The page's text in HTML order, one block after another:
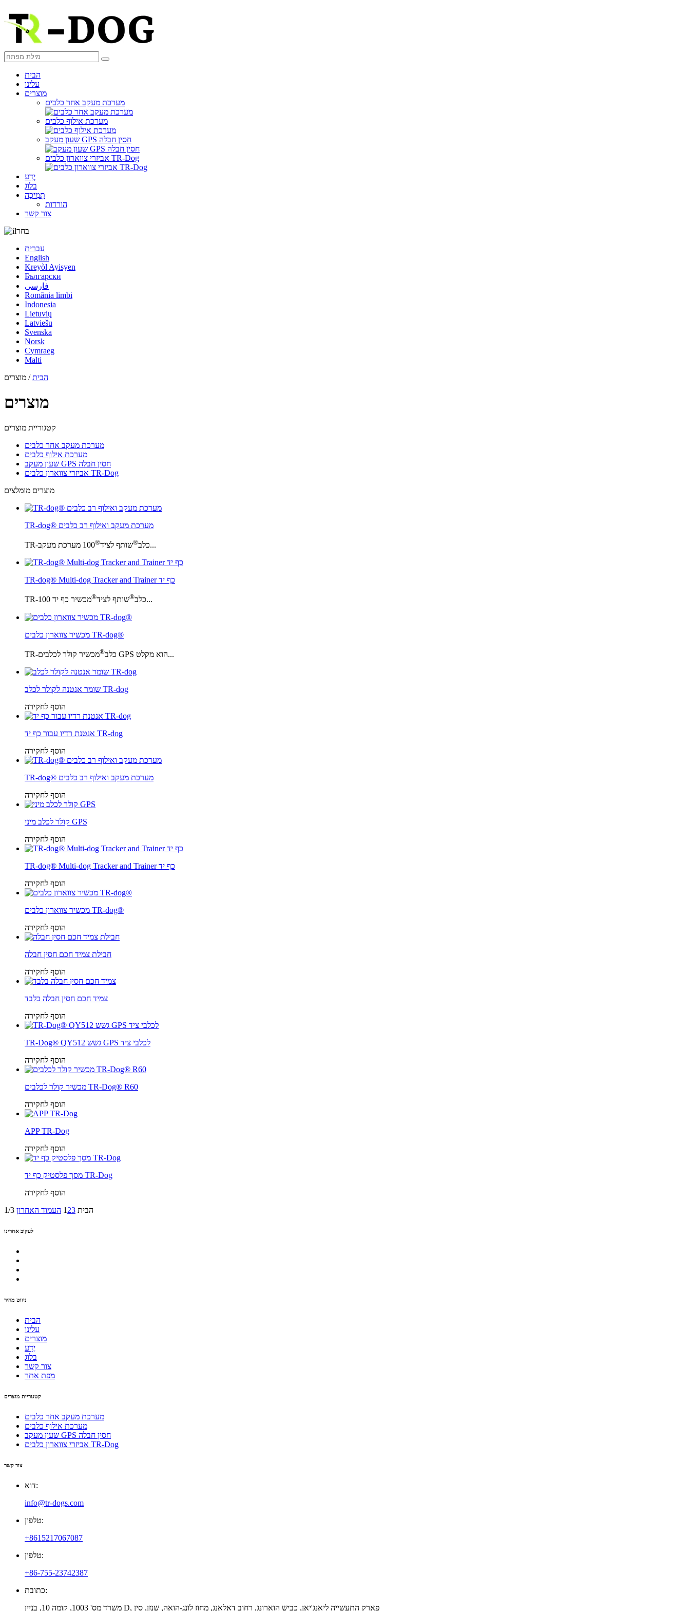
הבית
עלינו
מוצרים
מערכת מעקב אחר כלבים
מערכת אילוף כלבים
שעון מעקב GPS חסין חבלה
אביזרי צווארון כלבים TR-Dog
יֶדַע
בלוג
תְמִיכָה
הורדות
צור קשר
בחר
עברית
English
Kreyòl Ayisyen
Български
فارسی
România limbi
Indonesia
Lietuvių
Latviešu
Svenska
Norsk
Cymraeg
Malti
הבית/ מוצרים
מוצרים
קטגוריית מוצרים
מערכת מעקב אחר כלבים
מערכת אילוף כלבים
שעון מעקב GPS חסין חבלה
אביזרי צווארון כלבים TR-Dog
מוצרים מומלצים
TR-dog® מערכת מעקב ואילוף רב כלבים
TR-כלב®שותף לציד® 100 מערכת מעקב...
TR-dog® Multi-dog Tracker and Trainer כף יד
TR-כלב®שותף לציד® מכשיר כף יד 100...
מכשיר צווארון כלבים TR-dog®
TR-כלב® מכשיר קולר לכלבים GPS הוא מקלט...
שומר אנטנה לקולר לכלב TR-dog
הוסף לחקירה
אנטנת רדיו עבור כף יד TR-dog
הוסף לחקירה
TR-dog® מערכת מעקב ואילוף רב כלבים
הוסף לחקירה
קולר לכלב מיני GPS
הוסף לחקירה
TR-dog® Multi-dog Tracker and Trainer כף יד
הוסף לחקירה
מכשיר צווארון כלבים TR-dog®
הוסף לחקירה
חבילת צמיד חכם חסין חבלה
הוסף לחקירה
צמיד חכם חסין חבלה בלבד
הוסף לחקירה
TR-Dog® QY512 גשש GPS לכלבי ציד
הוסף לחקירה
מכשיר קולר לכלבים TR-Dog® R60
הוסף לחקירה
APP TR-Dog
הוסף לחקירה
מסך פלסטיק כף יד TR-Dog
הוסף לחקירה
הבית
1 23 העמוד האחרון 1/3
לעקוב אחרינו
ניווט מהיר
הבית
עלינו
מוצרים
יֶדַע
בלוג
צור קשר
מפת אתר
קטגוריית מוצרים
מערכת מעקב אחר כלבים
מערכת אילוף כלבים
שעון מעקב GPS חסין חבלה
אביזרי צווארון כלבים TR-Dog
צור קשר
דוא:
info@tr-dogs.com
טלפון:
+8615217067087
טלפון:
+86-755-23742387
כתובת:
משרד מס' 1003, קומה 10, בניין D, פארק התעשייה ליאנג'יאן, כביש הוארונג, רחוב דאלאנג, מחוז לונג-הואה, שנזן, סין